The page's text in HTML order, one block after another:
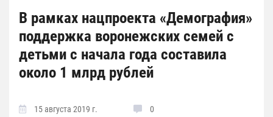
В рамках нацпроекта «Демография»
поддержка воронежских семей с
детьми с начала года составила
около 1 млрд рублей
15 августа 2019 г. 0